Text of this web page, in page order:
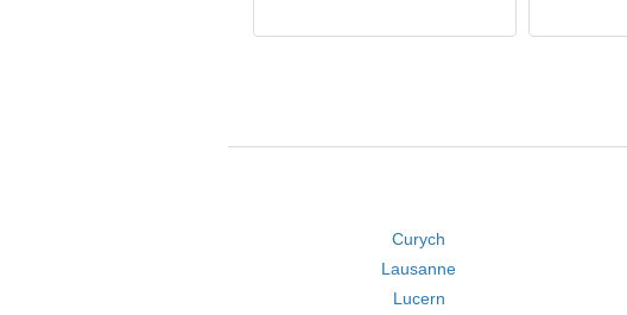
Curych
Lausanne
Lucern